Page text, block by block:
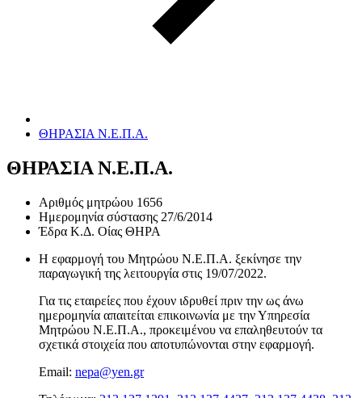
ΘΗΡΑΣΙΑ Ν.Ε.Π.Α.
ΘΗΡΑΣΙΑ Ν.Ε.Π.Α.
Αριθμός μητρώου 1656
Ημερομηνία σύστασης 27/6/2014
Έδρα Κ.Δ. Οίας ΘΗΡΑ
Η εφαρμογή του Μητρώου Ν.Ε.Π.Α. ξεκίνησε την
παραγωγική της λειτουργία στις 19/07/2022.
Για τις εταιρείες που έχουν ιδρυθεί πριν την ως άνω
ημερομηνία απαιτείται επικοινωνία με την Υπηρεσία
Μητρώου Ν.Ε.Π.Α., προκειμένου να επαληθευτούν τα
σχετικά στοιχεία που αποτυπώνονται στην εφαρμογή.
Email: nepa@yen.gr